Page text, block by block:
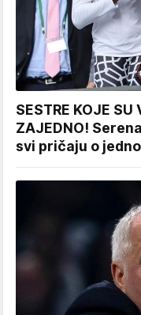
SESTRE KOJE SU
ZAJEDNO!
svi pričaju o